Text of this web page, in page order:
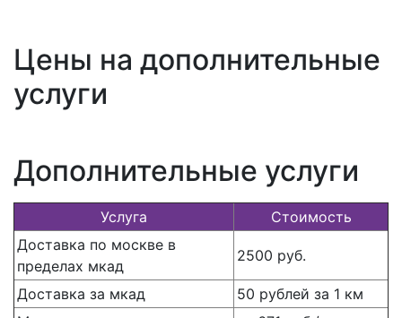
Цены на дополнительные
услуги
Дополнительные услуги
Услуга
Стоимость
Доставка по москве в
пределах мкад
2500 руб.
Доставка за мкад
50 рублей за 1 км